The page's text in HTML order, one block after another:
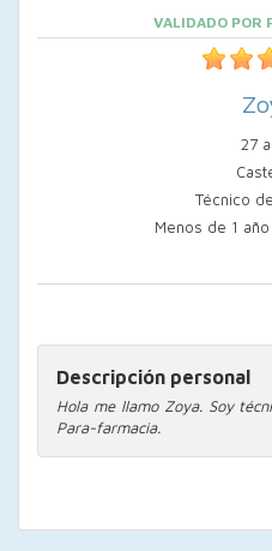
VALIDADO POR
27
Técnico
Menos de 1
Descripción personal
Hola me llamo Zoya. Soy
Para-farmacia.